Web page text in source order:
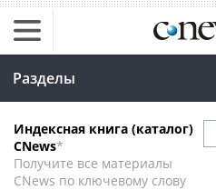
Разделы
Индексная книга (каталог)
CNews*
Получите все материалы
CNews по ключевому слову